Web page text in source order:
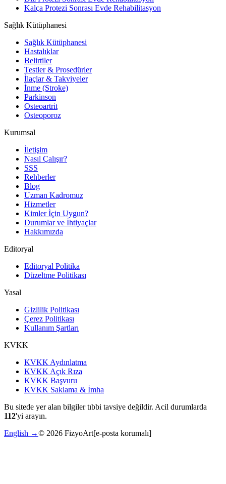
Kalça Protezi Sonrası Evde Rehabilitasyon
Sağlık Kütüphanesi
Sağlık Kütüphanesi
Hastalıklar
Belirtiler
Testler & Prosedürler
İlaçlar & Takviyeler
İnme (Stroke)
Parkinson
Osteoartrit
Osteoporoz
Kurumsal
İletişim
Nasıl Çalışır?
SSS
Rehberler
Blog
Uzman Kadromuz
Hizmetler
Kimler İçin Uygun?
Durumlar ve İhtiyaçlar
Hakkımızda
Editoryal
Editoryal Politika
Düzeltme Politikası
Yasal
Gizlilik Politikası
Çerez Politikası
Kullanım Şartları
KVKK
KVKK Aydınlatma
KVKK Açık Rıza
KVKK Başvuru
KVKK Saklama & İmha
Bu sitede yer alan bilgiler tıbbi tavsiye değildir. Acil durumlarda
112'yi arayın.
English →© 2026 FizyoArt[e-posta korumalı]